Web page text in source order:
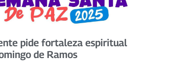
pide fortaleza espiritual
de Ramos